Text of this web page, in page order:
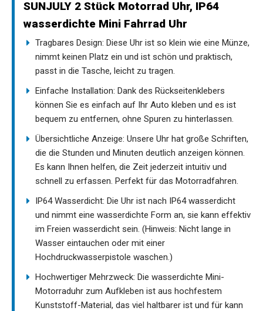
SUNJULY 2 Stück Motorrad Uhr, IP64
wasserdichte Mini Fahrrad Uhr
Tragbares Design: Diese Uhr ist so klein wie eine Münze,
nimmt keinen Platz ein und ist schön und praktisch,
passt in die Tasche, leicht zu tragen.
Einfache Installation: Dank des Rückseitenklebers
können Sie es einfach auf Ihr Auto kleben und es ist
bequem zu entfernen, ohne Spuren zu hinterlassen.
Übersichtliche Anzeige: Unsere Uhr hat große Schriften,
die die Stunden und Minuten deutlich anzeigen können.
Es kann Ihnen helfen, die Zeit jederzeit intuitiv und
schnell zu erfassen. Perfekt für das Motorradfahren.
IP64 Wasserdicht: Die Uhr ist nach IP64 wasserdicht
und nimmt eine wasserdichte Form an, sie kann effektiv
im Freien wasserdicht sein. (Hinweis: Nicht lange in
Wasser eintauchen oder mit einer
Hochdruckwasserpistole waschen.)
Hochwertiger Mehrzweck: Die wasserdichte Mini-
Motorraduhr zum Aufkleben ist aus hochfestem
Kunststoff-Material, das viel haltbarer ist und für kann